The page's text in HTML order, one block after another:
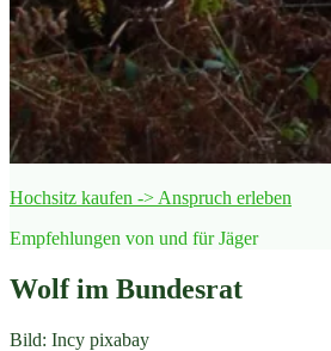
Hochsitz kaufen -> Anspruch erleben
Empfehlungen von und für Jäger
Wolf im Bundesrat
Bild: Incy pixabay